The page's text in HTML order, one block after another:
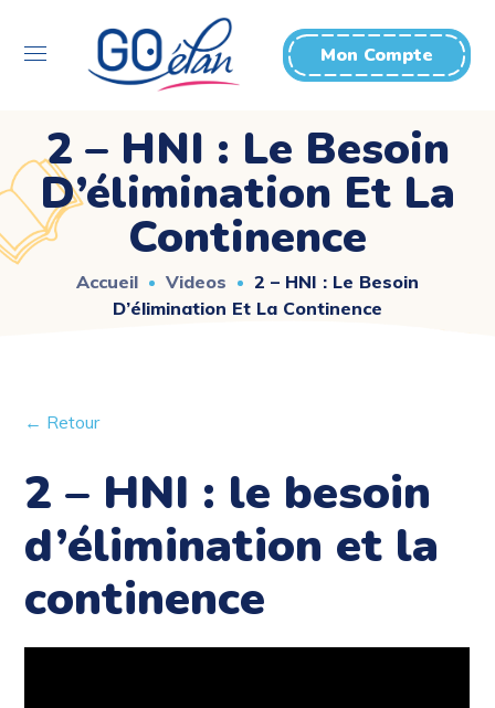
Mon Compte
2 – HNI : Le Besoin
D’élimination Et La
Continence
Accueil Videos
2 – HNI : Le Besoin
D’élimination Et La Continence
← Retour
2 – HNI : le besoin
d’élimination et la
continence